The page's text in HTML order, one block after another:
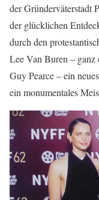
der Gründerväterstadt
der glücklichen
durch den
Lee Van Buren – ganz
Guy Pearce – ein
ein monumentales